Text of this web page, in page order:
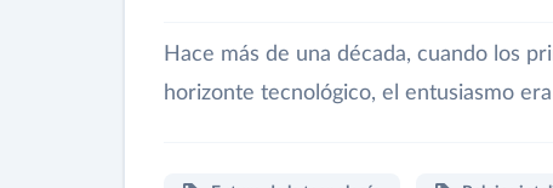
Hace más de una década, cuando los
horizonte tecnológico, el entusiasmo